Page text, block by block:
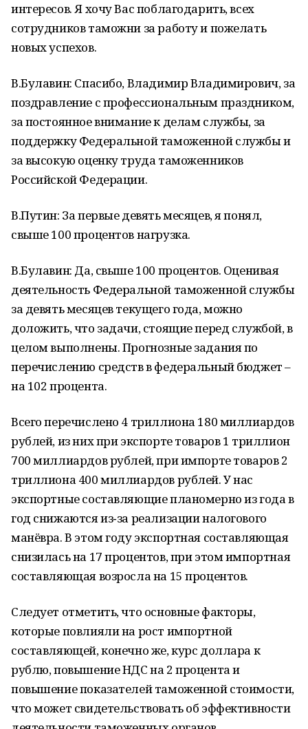
интересов. Я хочу Вас поблагодарить, всех
сотрудников таможни за работу и пожелать
новых успехов.
В.Булавин: Спасибо, Владимир Владимирович, за
поздравление с профессиональным праздником,
за постоянное внимание к делам службы, за
поддержку Федеральной таможенной службы и
за высокую оценку труда таможенников
Российской Федерации.
В.Путин: За первые девять месяцев, я понял,
свыше 100 процентов нагрузка.
В.Булавин: Да, свыше 100 процентов. Оценивая
деятельность Федеральной таможенной службы
за девять месяцев текущего года, можно
доложить, что задачи, стоящие перед службой, в
целом выполнены. Прогнозные задания по
перечислению средств в федеральный бюджет –
на 102 процента.
Всего перечислено 4 триллиона 180 миллиардов
рублей, из них при экспорте товаров 1 триллион
700 миллиардов рублей, при импорте товаров 2
триллиона 400 миллиардов рублей. У нас
экспортные составляющие планомерно из года в
год снижаются из‑за реализации налогового
манёвра. В этом году экспортная составляющая
снизилась на 17 процентов, при этом импортная
составляющая возросла на 15 процентов.
Следует отметить, что основные факторы,
которые повлияли на рост импортной
составляющей, конечно же, курс доллара к
рублю, повышение НДС на 2 процента и
повышение показателей таможенной стоимости,
что может свидетельствовать об эффективности